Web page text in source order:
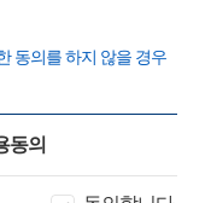
동의를 하지 않을 경우
동의